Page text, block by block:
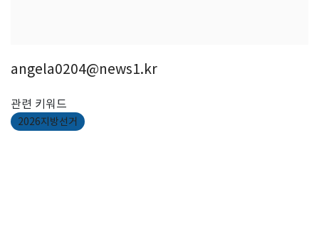
angela0204@news1.kr
관련 키워드
2026지방선거